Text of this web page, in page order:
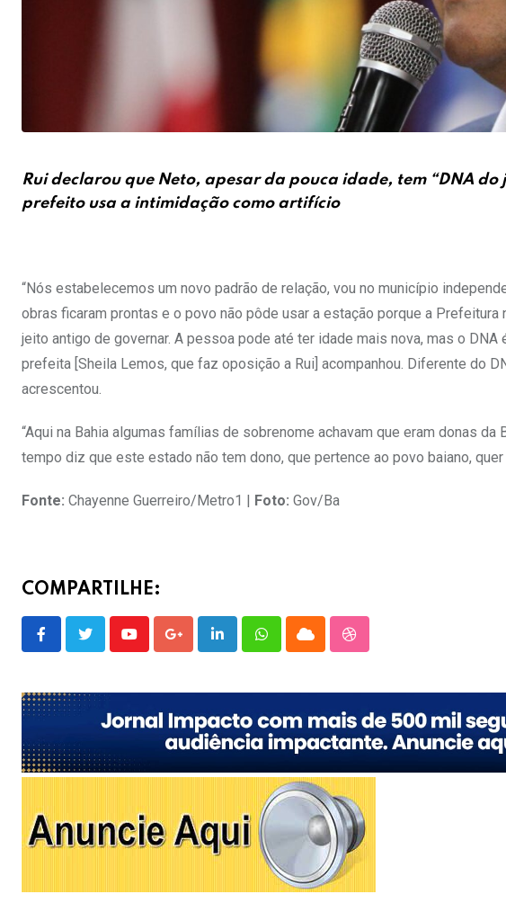
Rui declarou que Neto, apesar da pouca idade, tem “DNA
prefeito usa a intimidação como artifício
“Nós estabelecemos um novo padrão de relação, vou no município
obras ficaram prontas e o povo não pôde usar a estação porque a
jeito antigo de governar. A pessoa pode até ter idade mais nova, mas o
prefeita [Sheila Lemos, que faz oposição a Rui] acompanhou. Diferente do
acrescentou.
“Aqui na Bahia algumas famílias de sobrenome achavam que eram donas
tempo diz que este estado não tem dono, que pertence ao povo baiano,
Fonte: Chayenne Guerreiro/Metro1 | Foto: Gov/Ba
COMPARTILHE:
YoutubeGoogle+LinkedInWhatsappCloud StumbleUpon